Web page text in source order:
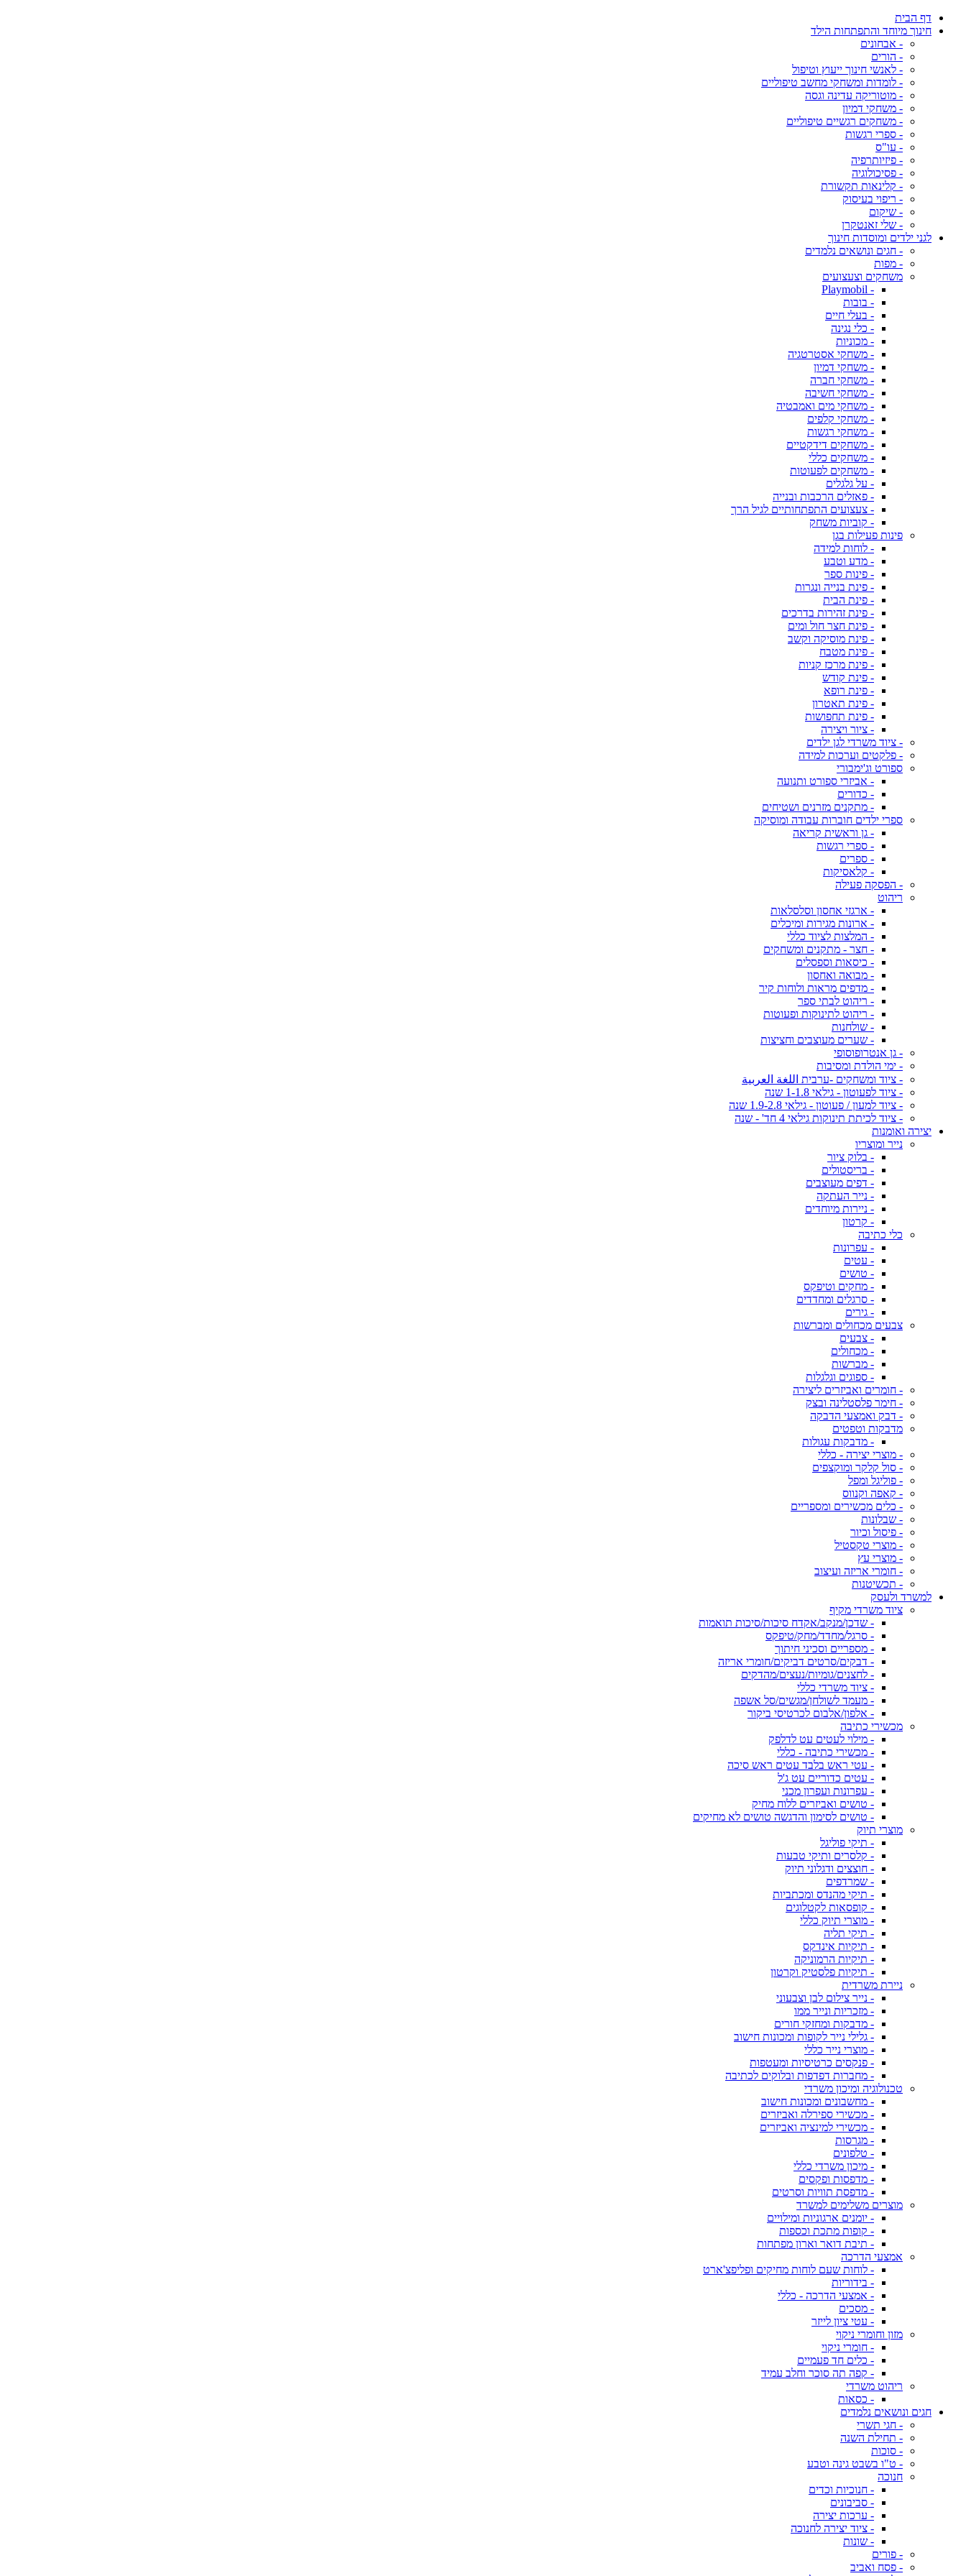
דף הבית
חינוך מיוחד והתפתחות הילד
- אבחונים
- הורים
- לאנשי חינוך ייעוץ וטיפול
- לומדות ומשחקי מחשב טיפוליים
- מוטוריקה עדינה וגסה
- משחקי דמיון
- משחקים רגשיים טיפוליים
- ספרי רגשות
- עו"ס
- פיזיותרפיה
- פסיכולוגיה
- קלינאות תקשורת
- ריפוי בעיסוק
- שיקום
- שלי זאנטקרן
לגני ילדים ומוסדות חינוך
- חגים ונושאים נלמדים
- מפות
משחקים וצעצועים
- Playmobil
- בובות
- בעלי חיים
- כלי נגינה
- מכוניות
- משחקי אסטרטגיה
- משחקי דמיון
- משחקי חברה
- משחקי חשיבה
- משחקי מים ואמבטיה
- משחקי קלפים
- משחקי רגשות
- משחקים דידקטיים
- משחקים כללי
- משחקים לפעוטות
- על גלגלים
- פאזלים הרכבות ובנייה
- צעצועים התפתחותיים לגיל הרך
- קוביות משחק
פינות פעילות בגן
- לוחות למידה
- מדע וטבע
- פינות ספר
- פינת בנייה ונגרות
- פינת הבית
- פינת זהירות בדרכים
- פינת חצר חול ומים
- פינת מוסיקה וקשב
- פינת מטבח
- פינת מרכז קניות
- פינת קודש
- פינת רופא
- פינת תאטרון
- פינת תחפושות
- ציור ויצירה
- ציוד משרדי לגן ילדים
- פלקטים וערכות למידה
ספורט וג'ימבורי
- אביזרי ספורט ותנועה
- כדורים
- מתקנים מזרנים ושטיחים
ספרי ילדים חוברות עבודה ומוסיקה
- גן וראשית קריאה
- ספרי רגשות
- ספרים
- קלאסיקות
- הפסקה פעילה
ריהוט
- ארגזי אחסון וסלסלאות
- ארונות מגירות ומיכלים
- המלצות לציוד כללי
- חצר - מתקנים ומשחקים
- כיסאות וספסלים
- מבואה ואחסון
- מדפים מראות ולוחות קיר
- ריהוט לבתי ספר
- ריהוט לתינוקות ופעוטות
- שולחנות
- שערים מעוצבים וחציצות
- גן אנטרופוסופי
- ימי הולדת ומסיבות
- ציוד ומשחקים -ערבית اللغة العربية
- ציוד לפעוטון - גילאי 1-1.8 שנה
- ציוד למעון / פעוטון - גילאי 1.9-2.8 שנה
- ציוד לכיתת תינוקות גילאי 4 חד' - שנה
יצירה ואומנות
נייר ומוצריו
- בלוק ציור
- בריסטולים
- דפים מעוצבים
- נייר העתקה
- ניירות מיוחדים
- קרטון
כלי כתיבה
- עפרונות
- עטים
- טושים
- מחקים וטיפקס
- סרגלים ומחדדים
- גירים
צבעים מכחולים ומברשות
- צבעים
- מכחולים
- מברשות
- ספוגים וגלגלות
- חומרים ואביזרים ליצירה
- חימר פלסטלינה ובצק
- דבק ואמצעי הדבקה
מדבקות וטפטים
- מדבקות עגולות
- מוצרי יצירה - כללי
- סול קלקר ומוקצפים
- פוליגל ומפל
- קאפה וקנווס
- כלים מכשירים ומספריים
- שבלונות
- פיסול וכיור
- מוצרי טקסטיל
- מוצרי עץ
- חומרי אריזה ועיצוב
- תכשיטנות
למשרד ולעסק
ציוד משרדי מקיף
- שדכן/מנקב/אקדח סיכות/סיכות תואמות
- סרגל/מחדד/מחק/טיפקס
- מספריים וסכיני חיתוך
- דבקים/סרטים דביקים/חומרי אריזה
- לחצנים/גומיות/נעצים/מהדקים
- ציוד משרדי כללי
- מעמד לשולחן/מגשים/סל אשפה
- אלפון/אלבום לכרטיסי ביקור
מכשירי כתיבה
- מילוי לעטים עט לדלפק
- מכשירי כתיבה - כללי
- עטי ראש בלבד עטים ראש סיכה
- עטים כדוריים עט ג'ל
- עפרונות ועפרון מכני
- טושים ואביזרים ללוח מחיק
- טושים לסימון והדגשה טושים לא מחיקים
מוצרי תיוק
- תיקי פוליגל
- קלסרים ותיקי טבעות
- חוצצים ודגלוני תיוק
- שמרדפים
- תיקי מהנדס ומכתביות
- קופסאות לקטלוגים
- מוצרי תיוק כללי
- תיקי תליה
- תיקיות אינדקס
- תיקיות הרמוניקה
- תיקיות פלסטיק וקרטון
ניירת משרדית
- נייר צילום לבן וצבעוני
- מזכריות ונייר ממו
- מדבקות ומחזקי חורים
- גלילי נייר לקופות ומכונות חישוב
- מוצרי נייר כללי
- פנקסים כרטיסיות ומעטפות
- מחברות דפדפות ובלוקים לכתיבה
טכנולוגיה ומיכון משרדי
- מחשבונים ומכונות חישוב
- מכשירי ספירלה ואביזרים
- מכשירי למינציה ואביזרים
- מגרסות
- טלפונים
- מיכון משרדי כללי
- מדפסות ופקסים
- מדפסת תוויות וסרטים
מוצרים משלימים למשרד
- יומנים ארגוניות ומילויים
- קופות מתכת וכספות
- תיבת דואר וארון מפתחות
אמצעי הדרכה
- לוחות שעם לוחות מחיקים ופליפצ'ארט
- בידוריות
- אמצעי הדרכה - כללי
- מסכים
- עטי ציון לייזר
מזון וחומרי ניקוי
- חומרי ניקוי
- כלים חד פעמיים
- קפה תה סוכר וחלב עמיד
ריהוט משרדי
- כסאות
חגים ונושאים נלמדים
- חגי תשרי
- תחילת השנה
- סוכות
- ט"ו בשבט גינה וטבע
חנוכה
- חנוכיות וכדים
- סביבונים
- ערכות יצירה
- ציוד יצירה לחנוכה
- שונות
- פורים
- פסח ואביב